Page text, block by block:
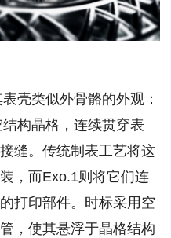
类似外骨骼的外观：
构晶格，连续贯穿表
缝。传统制表工艺将这
，而Exo.1则将它们连
打印部件。时标采用空
，使其悬浮于晶格结构